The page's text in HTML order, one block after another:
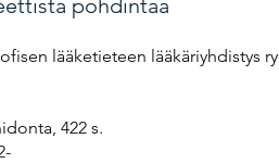
pohdintaa
lääketieteen lääkäriyhdistys ry
422 s.